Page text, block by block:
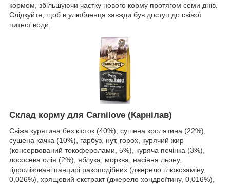
кормом, збільшуючи частку нового корму протягом семи днів.
Слідкуйте, щоб в улюбленця завжди був доступ до свіжої
питної води.
Склад корму для Carnilove (Карнілав)
Свіжа курятина без кісток (40%), сушена кролятина (22%),
сушена качка (10%), гарбуз, нут, горох, курячий жир
(консервований токоферолами, 5%), куряча печінка (3%),
лососева олія (2%), яблука, морква, насіння льону,
гідролізовані панцирі ракоподібних (джерело глюкозаміну,
0,026%), хрящовий екстракт (джерело хондроїтину, 0,016%),